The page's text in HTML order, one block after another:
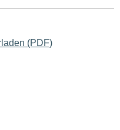
(PDF)